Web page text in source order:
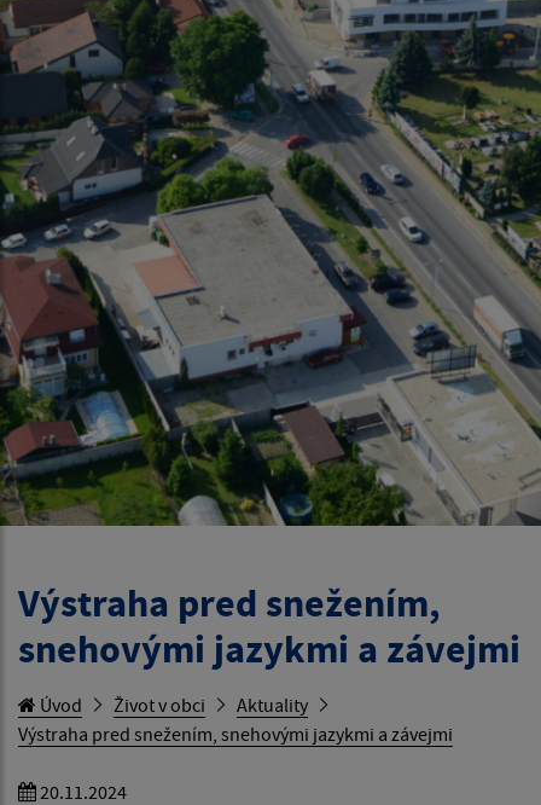
Výstraha pred snežením,
snehovými jazykmi a závejmi
Úvod Život v obci
Aktuality
Výstraha pred snežením, snehovými jazykmi a závejmi
20.11.2024